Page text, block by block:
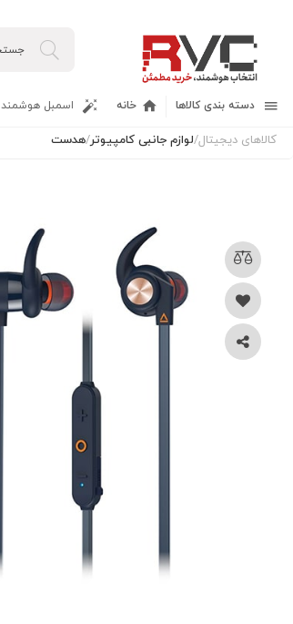
دسته بندی کالاها خانه اسمبل هوشمند
کالاهای دیجیتال/لوازم جانبی کامپیوتر/هدست